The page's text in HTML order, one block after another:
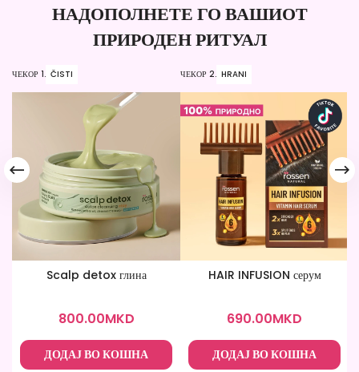
НАДОПОЛНЕТЕ ГО ВАШИОТ
ПРИРОДЕН РИТУАЛ
ЧЕКОР 1. ČISTI
Scalp detox глина
800.00MKD
ДОДАЈ ВО КОШНА
ЧЕКОР 2. HRANI
HAIR INFUSION серум
690.00MKD
ДОДАЈ ВО КОШНА